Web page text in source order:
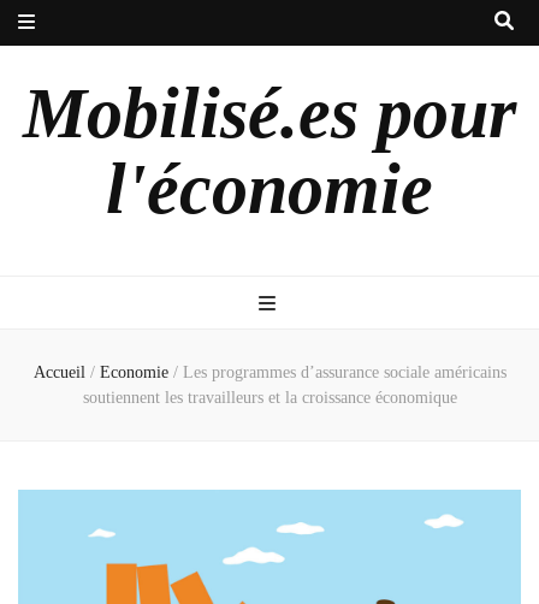
Mobilisé.es pour
l'économie
Accueil / Economie / Les programmes d’assurance sociale américains
soutiennent les travailleurs et la croissance économique